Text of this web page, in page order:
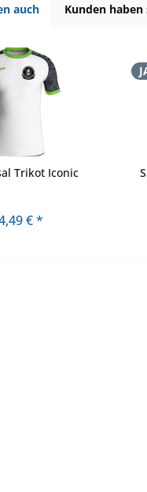
auch Kunden haben
Trikot Iconic
€ *